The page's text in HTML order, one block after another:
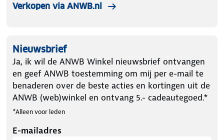
Verkopen via ANWB.nl
Nieuwsbrief
Ja, ik wil de ANWB Winkel nieuwsbrief ontvangen
en geef ANWB toestemming om mij per e-mail te
benaderen over de beste acties en kortingen uit de
ANWB (web)winkel en ontvang 5.- cadeautegoed.*
*Alleen voor leden
E-mailadres